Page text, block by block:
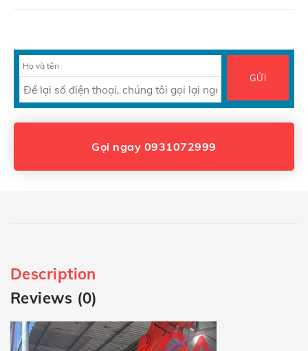
Gọi ngay 0931072999
Description
Reviews (0)